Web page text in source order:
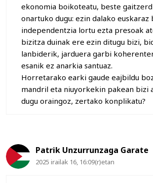
ekonomia boikoteatu, beste
onartuko dugu: ezin dalako euskaraz
independentzia lortu ezta presoak
bizitza duinak ere ezin ditugu bizi,
lanbiderik, jarduera garbi
esanik ez anarkia santuaz.
Horretarako earki gaude eajbildu
mandril eta niuyorkekin pakean bizi
dugu oraingoz, zertako konplikatu?
Patrik Unzurrunzaga Garate
2025 irailak 16, 16:09(r)etan